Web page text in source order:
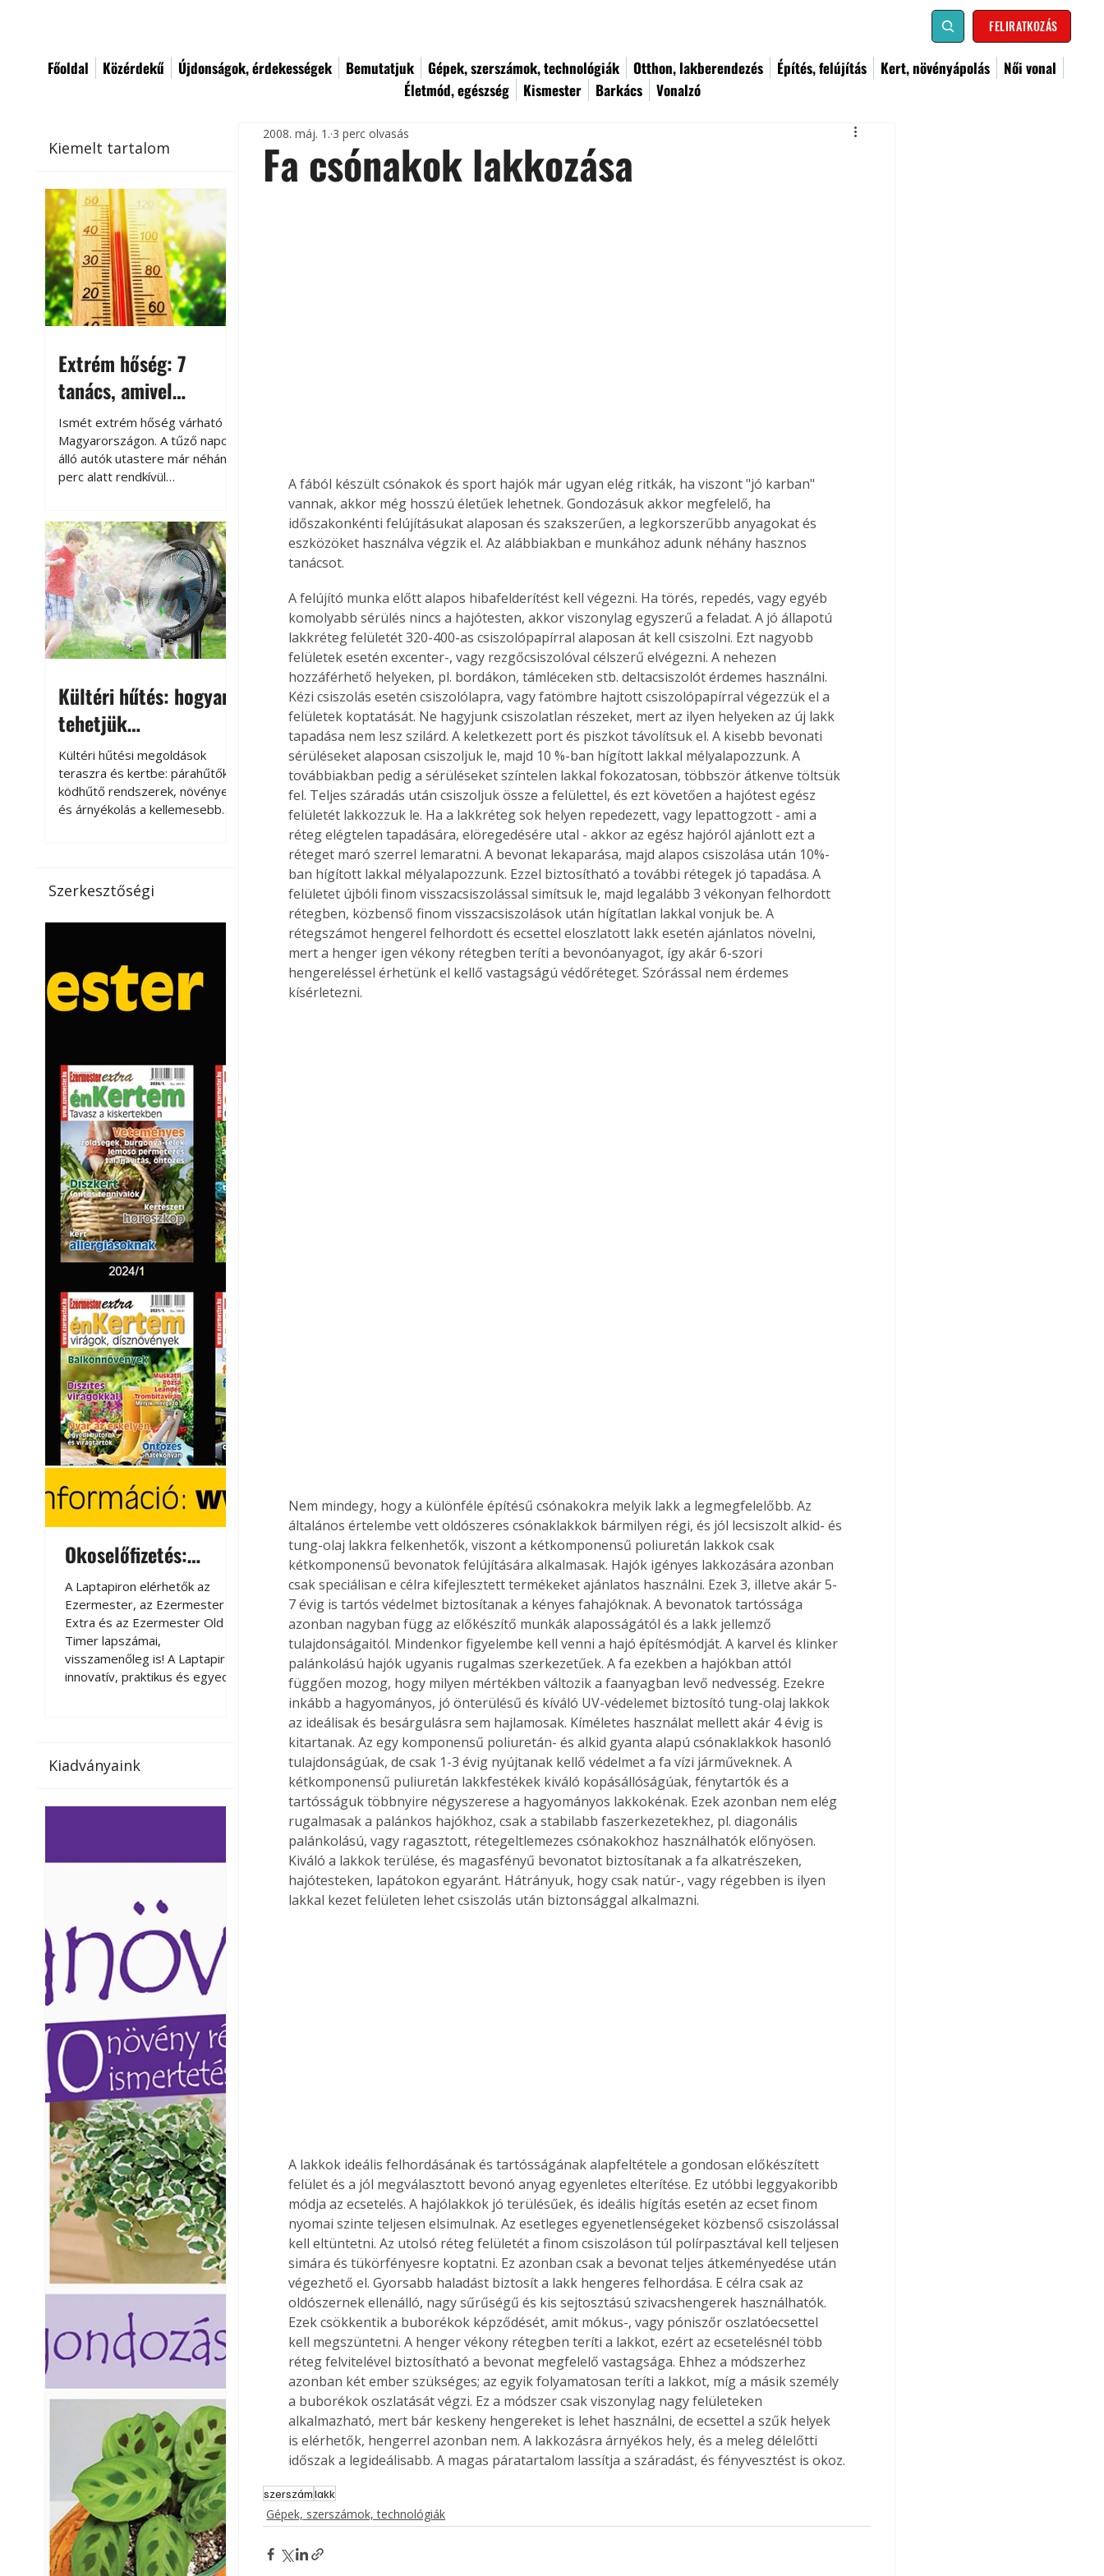
FELIRATKOZÁS
Főoldal Közérdekű Újdonságok, érdekességek Bemutatjuk Gépek, szerszámok, technológiák Otthon, lakberendezés Építés, felújítás Kert, növényápolás
Női vonal
Életmód, egészség
Kismester Barkács Vonalzó
Kiemelt tartalom
Extrém hőség: 7
tanács, amivel
megóvhatjuk
autónkat a nyári
károktól
Ismét extrém hőség várható
Magyarországon. A tűző napon
álló autók utastere már néhány
perc alatt rendkívül
megközelítheti. Ez nemcsak a
beszállást teszi kellemetlenné,
hanem az autó állapotára és a
benne hagyott tárgyakra is
káros hatással lehet. Néhány
egyszerű óvintézkedéssel
azonban jelentősen
csökkenthetjük a hőség káros
Kültéri hűtés: hogyan
tehetjük
kellemesebbé a
teraszt és a kertet?
Kültéri hűtési megoldások
teraszra és kertbe: párahűtők,
ködhűtő rendszerek, növények
és árnyékolás a kellemesebb
jelentőséget kapott, ahogy a
nyári hőhullámok gyakoribbá és
a megoldást a meleg ellen, ma
már egyre többen keresnek
olyan kültéri hűtési
vendégl
Szerkesztőségi
Okoselőfizetés:
Ezermester Extra
A Laptapiron elérhetők az
Ezermester, az Ezermester
Extra és az Ezermester Old
Timer lapszámai,
visszamenőleg is! A Laptapir új,
innovatív, praktikus és egyedi
az otthonában, útközben vagy
elérhetők lapszámaink. Bárhol,
Okoselőfizetés
A Laptapiron elérhetők az
Ezermester, az Ezermester
Extra és az Ezermester Old
Timer lapszámai,
visszamenőleg is! A Laptapir új,
innovatív, praktikus és egyedi
megoldás a nyomtatott
magazinok digitális olvasására
számítógépen, okostelefonon
vagy táblagépen. Kényelmesen
az otthonában, útközben vagy
nyaralás, pihenés alatt is
elérhetők lapszámaink. Bárhol,
bármikor, akár külföldön élve
vagy dolgozva is olvashatók az
Ezermester lapszámai. A
Laptapir kényelmes megoldás,
mert: – t
Együtt jobban megéri!
Bővebb információ itt!
Együtt jobban megéri! A
könyvek tetszőleges
párosítással kedvezményes
áron, 0 Ft postaköltséggel
megrendelhetők!
Kiadványaink
Fa csónakok lakkozása
2008. máj. 1. 3 perc olvasás
A fából készült csónakok és sport hajók már ugyan elég ritkák, ha viszont "jó karban"
vannak, akkor még hosszú életűek lehetnek. Gondozásuk akkor megfelelő, ha
időszakonkénti felújításukat alaposan és szakszerűen, a legkorszerűbb anyagokat és
eszközöket használva végzik el. Az alábbiakban e munkához adunk néhány hasznos
tanácsot.
A felújító munka előtt alapos hibafelderítést kell végezni. Ha törés, repedés, vagy egyéb
komolyabb sérülés nincs a hajótesten, akkor viszonylag egyszerű a feladat. A jó állapotú
lakkréteg felületét 320-400-as csiszolópapírral alaposan át kell csiszolni. Ezt nagyobb
felületek esetén excenter-, vagy rezgőcsiszolóval célszerű elvégezni. A nehezen
hozzáférhető helyeken, pl. bordákon, támléceken stb. deltacsiszolót érdemes használni.
Kézi csiszolás esetén csiszolólapra, vagy fatömbre hajtott csiszolópapírral végezzük el a
felületek koptatását. Ne hagyjunk csiszolatlan részeket, mert az ilyen helyeken az új lakk
tapadása nem lesz szilárd. A keletkezett port és piszkot távolítsuk el. A kisebb bevonati
sérüléseket alaposan csiszoljuk le, majd 10 %-ban hígított lakkal mélyalapozzunk. A
továbbiakban pedig a sérüléseket színtelen lakkal fokozatosan, többször átkenve töltsük
fel. Teljes száradás után csiszoljuk össze a felülettel, és ezt követően a hajótest egész
felületét lakkozzuk le. Ha a lakkréteg sok helyen repedezett, vagy lepattogzott - ami a
réteg elégtelen tapadására, elöregedésére utal - akkor az egész hajóról ajánlott ezt a
réteget maró szerrel lemaratni. A bevonat lekaparása, majd alapos csiszolása után 10%-
ban hígított lakkal mélyalapozzunk. Ezzel biztosítható a további rétegek jó tapadása. A
felületet újbóli finom visszacsiszolással simítsuk le, majd legalább 3 vékonyan felhordott
rétegben, közbenső finom visszacsiszolások után hígítatlan lakkal vonjuk be. A
rétegszámot hengerel felhordott és ecsettel eloszlatott lakk esetén ajánlatos növelni,
mert a henger igen vékony rétegben teríti a bevonóanyagot, így akár 6-szori
hengereléssel érhetünk el kellő vastagságú védőréteget. Szórással nem érdemes
kísérletezni.
Nem mindegy, hogy a különféle építésű csónakokra melyik lakk a legmegfelelőbb. Az
általános értelembe vett oldószeres csónaklakkok bármilyen régi, és jól lecsiszolt alkid- és
tung-olaj lakkra felkenhetők, viszont a kétkomponensű poliuretán lakkok csak
kétkomponensű bevonatok felújítására alkalmasak. Hajók igényes lakkozására azonban
csak speciálisan e célra kifejlesztett termékeket ajánlatos használni. Ezek 3, illetve akár 5-
7 évig is tartós védelmet biztosítanak a kényes fahajóknak. A bevonatok tartóssága
azonban nagyban függ az előkészítő munkák alaposságától és a lakk jellemző
tulajdonságaitól. Mindenkor figyelembe kell venni a hajó építésmódját. A karvel és klinker
palánkolású hajók ugyanis rugalmas szerkezetűek. A fa ezekben a hajókban attól
függően mozog, hogy milyen mértékben változik a faanyagban levő nedvesség. Ezekre
inkább a hagyományos, jó önterülésű és kíváló UV-védelemet biztosító tung-olaj lakkok
az ideálisak és besárgulásra sem hajlamosak. Kíméletes használat mellett akár 4 évig is
kitartanak. Az egy komponensű poliuretán- és alkid gyanta alapú csónaklakkok hasonló
tulajdonságúak, de csak 1-3 évig nyújtanak kellő védelmet a fa vízi járműveknek. A
kétkomponensű puliuretán lakkfestékek kiváló kopásállóságúak, fénytartók és a
tartósságuk többnyire négyszerese a hagyományos lakkokénak. Ezek azonban nem elég
rugalmasak a palánkos hajókhoz, csak a stabilabb faszerkezetekhez, pl. diagonális
palánkolású, vagy ragasztott, rétegeltlemezes csónakokhoz használhatók előnyösen.
Kiváló a lakkok terülése, és magasfényű bevonatot biztosítanak a fa alkatrészeken,
hajótesteken, lapátokon egyaránt. Hátrányuk, hogy csak natúr-, vagy régebben is ilyen
lakkal kezet felületen lehet csiszolás után biztonsággal alkalmazni.
A lakkok ideális felhordásának és tartósságának alapfeltétele a gondosan előkészített
felület és a jól megválasztott bevonó anyag egyenletes elterítése. Ez utóbbi leggyakoribb
módja az ecsetelés. A hajólakkok jó terülésűek, és ideális hígítás esetén az ecset finom
nyomai szinte teljesen elsimulnak. Az esetleges egyenetlenségeket közbenső csiszolással
kell eltüntetni. Az utolsó réteg felületét a finom csiszoláson túl polírpasztával kell teljesen
simára és tükörfényesre koptatni. Ez azonban csak a bevonat teljes átkeményedése után
végezhető el. Gyorsabb haladást biztosít a lakk hengeres felhordása. E célra csak az
oldószernek ellenálló, nagy sűrűségű és kis sejtosztású szivacshengerek használhatók.
Ezek csökkentik a buborékok képződését, amit mókus-, vagy póniszőr oszlatóecsettel
kell megszüntetni. A henger vékony rétegben teríti a lakkot, ezért az ecsetelésnél több
réteg felvitelével biztosítható a bevonat megfelelő vastagsága. Ehhez a módszerhez
azonban két ember szükséges; az egyik folyamatosan teríti a lakkot, míg a másik személy
a buborékok oszlatását végzi. Ez a módszer csak viszonylag nagy felületeken
alkalmazható, mert bár keskeny hengereket is lehet használni, de ecsettel a szűk helyek
is elérhetők, hengerrel azonban nem. A lakkozásra árnyékos hely, és a meleg délelőtti
időszak a legideálisabb. A magas páratartalom lassítja a száradást, és fényvesztést is okoz.
szerszámlakk
Gépek, szerszámok, technológiák